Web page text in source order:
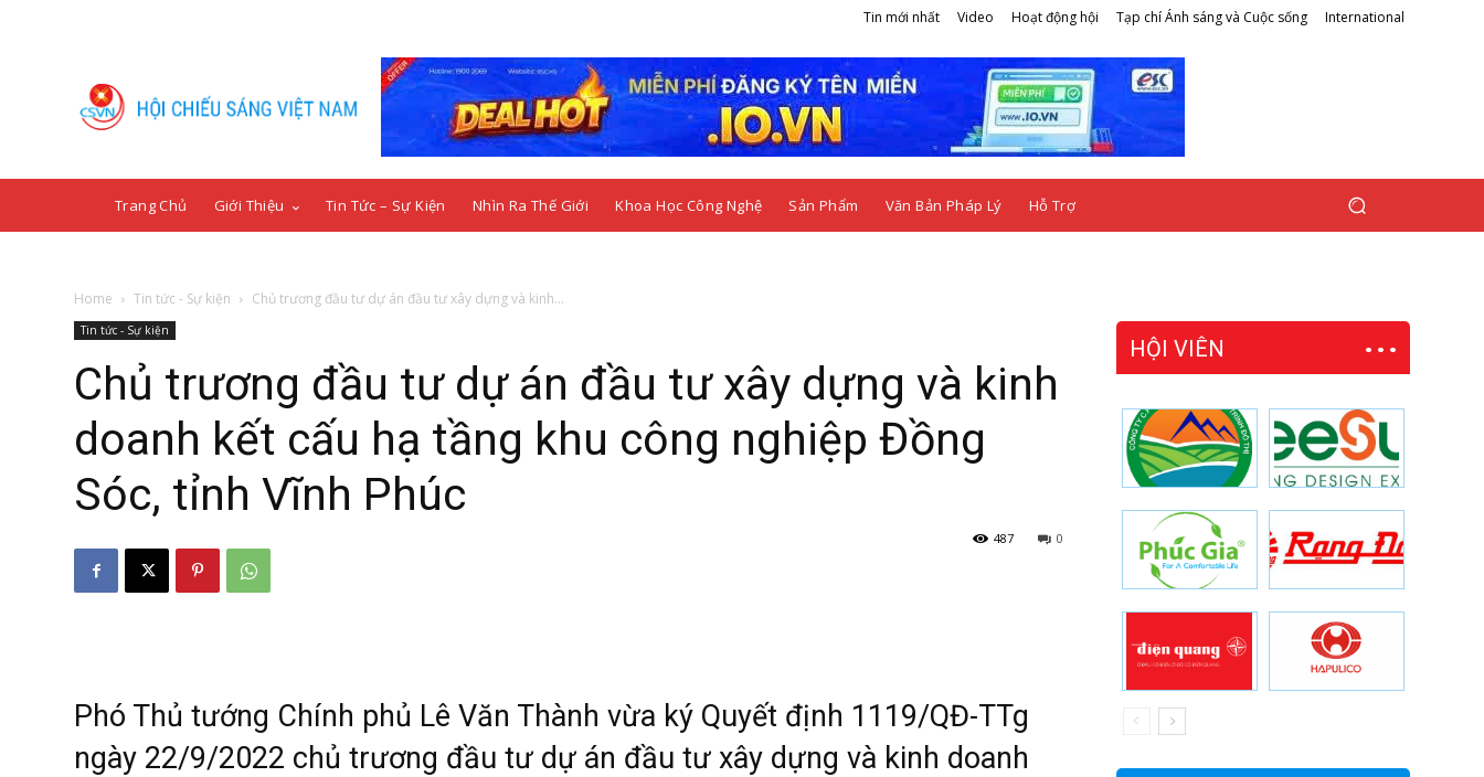
Tin mới nhất Video Hoạt động hội Tạp chí Ánh sáng và Cuộc sống International
Trang Chủ Giới Thiệu Tin Tức – Sự Kiện Nhìn Ra Thế Giới Khoa Học Công Nghệ Sản Phẩm Văn Bản Pháp Lý Hỗ Trợ
Home Tin tức - Sự kiện Chủ trương đầu tư dự án đầu tư xây dựng và kinh...
Tin tức - Sự kiện
Chủ trương đầu tư dự án đầu tư xây dựng và kinh
doanh kết cấu hạ tầng khu công nghiệp Đồng
Sóc, tỉnh Vĩnh Phúc
0
487
Phó Thủ tướng Chính phủ Lê Văn Thành vừa ký Quyết định 1119/QĐ-TTg
ngày 22/9/2022 chủ trương đầu tư dự án đầu tư xây dựng và kinh doanh
HỘI VIÊN